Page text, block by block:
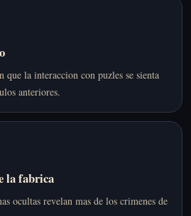
que la interaccion con puzles se sienta
anteriores.
la fabrica
ocultas revelan mas de los crimenes de